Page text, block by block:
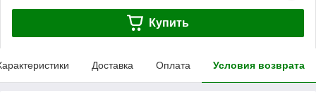
Купить
Доставка Оплата Условия возврата